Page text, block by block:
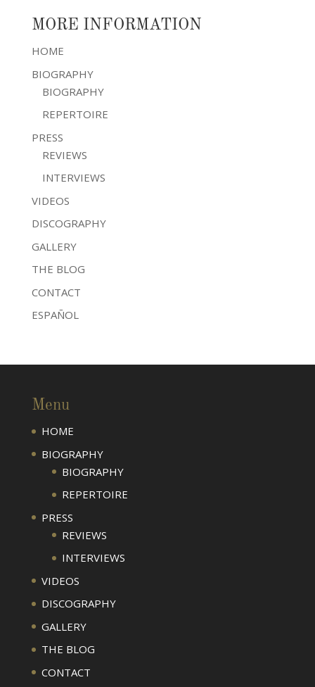
MORE INFORMATION
HOME
BIOGRAPHY
BIOGRAPHY
REPERTOIRE
PRESS
REVIEWS
INTERVIEWS
VIDEOS
DISCOGRAPHY
GALLERY
THE BLOG
CONTACT
ESPAÑOL
Menu
HOME
BIOGRAPHY
BIOGRAPHY
REPERTOIRE
PRESS
REVIEWS
INTERVIEWS
VIDEOS
DISCOGRAPHY
GALLERY
THE BLOG
CONTACT